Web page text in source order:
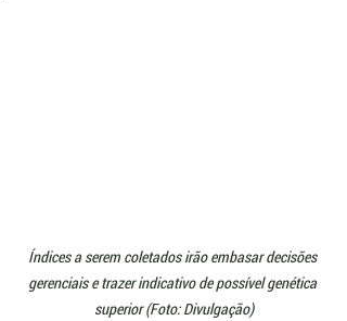
Índices a serem coletados irão embasar decisões
gerenciais e trazer indicativo de possível genética
superior (Foto: Divulgação)